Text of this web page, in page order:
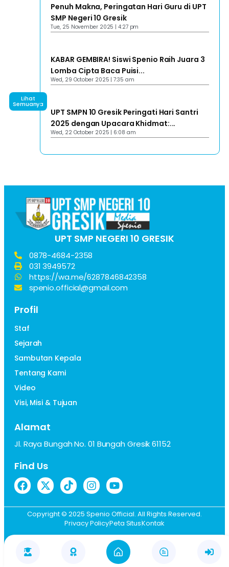
Lihat
Semuanya
Penuh Makna, Peringatan Hari Guru di UPT
SMP Negeri 10 Gresik
Tue, 25 November 2025 | 4:27 pm
KABAR GEMBIRA! Siswi Spenio Raih Juara 3
Lomba Cipta Baca Puisi...
Wed, 29 October 2025 | 7:35 am
UPT SMPN 10 Gresik Peringati Hari Santri
2025 dengan Upacara Khidmat:...
Wed, 22 October 2025 | 6:08 am
UPT SMP NEGERI 10 GRESIK
0878-4684-2358
031 3949572
https://wa.me/6287846842358
spenio.official@gmail.com
Profil
Staf
Sejarah
Sambutan Kepala
Tentang Kami
Video
Visi, Misi & Tujuan
Alamat
Jl. Raya Bungah No. 01 Bungah Gresik 61152
Find Us
Copyright © 2025 Spenio Official. All Rights Reserved.
Privacy PolicyPeta SitusKontak